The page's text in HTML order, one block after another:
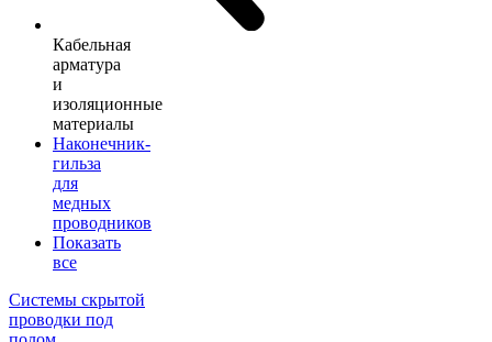
Кабельная
арматура
и
изоляционные
материалы
Наконечник-
гильза
для
медных
проводников
Показать
все
Системы скрытой
проводки под